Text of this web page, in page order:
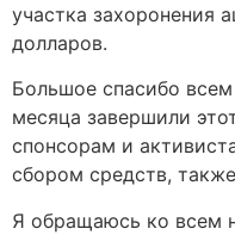
участка захоронения
долларов.
Большое спасибо
месяца завершили
спонсорам и
сбором средств,
Я обращаюсь ко всем